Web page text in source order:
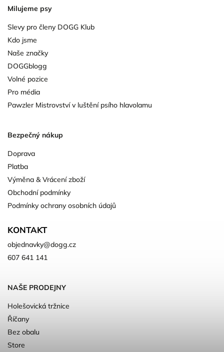
Milujeme psy
Slevy pro členy DOGG Klub
Kdo jsme
Naše značky
DOGGblogg
Volné pozice
Pro média
Pawzler Mistrovství v luštění psího hlavolamu
Bezpečný nákup
Doprava
Platba
Výměna & Vrácení zboží
Obchodní podmínky
Podmínky ochrany osobních údajů
KONTAKT
objednavky@dogg.cz
607 641 141
NAŠE PRODEJNY
Holešovická tržnice
Říčany
Bez obalu
Store